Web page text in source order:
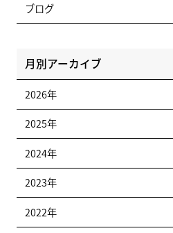
ブログ
月別アーカイブ
2026年
2025年
2024年
2023年
2022年